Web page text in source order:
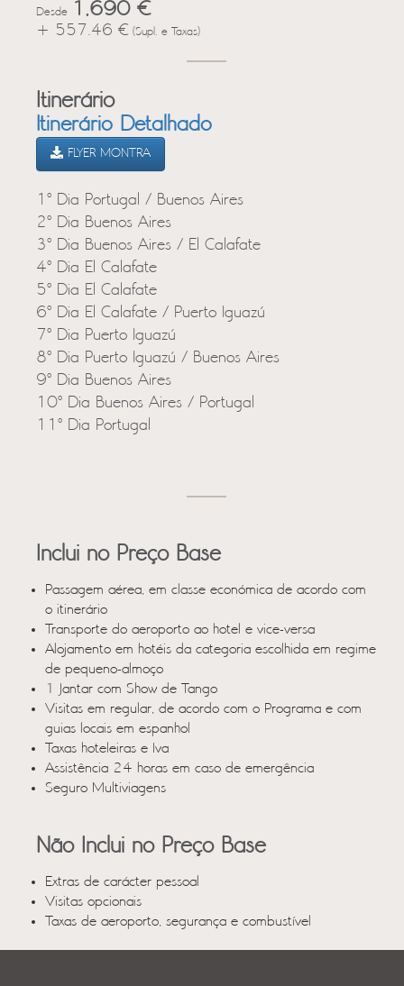
Desde 1,690 €
+ 557.46 € (Supl. e Taxas)
Itinerário
Itinerário Detalhado
FLYER MONTRA
1º Dia Portugal / Buenos Aires
2º Dia Buenos Aires
3º Dia Buenos Aires / El Calafate
4º Dia El Calafate
5º Dia El Calafate
6º Dia El Calafate / Puerto Iguazú
7º Dia Puerto Iguazú
8º Dia Puerto Iguazú / Buenos Aires
9º Dia Buenos Aires
10º Dia Buenos Aires / Portugal
11º Dia Portugal
Inclui no Preço Base
Passagem aérea, em classe económica de acordo com
o itinerário
Transporte do aeroporto ao hotel e vice-versa
Alojamento em hotéis da categoria escolhida em regime
de pequeno-almoço
1 Jantar com Show de Tango
Visitas em regular, de acordo com o Programa e com
guias locais em espanhol
Taxas hoteleiras e Iva
Assistência 24 horas em caso de emergência
Seguro Multiviagens
Não Inclui no Preço Base
Extras de carácter pessoal
Visitas opcionais
Taxas de aeroporto, segurança e combustível